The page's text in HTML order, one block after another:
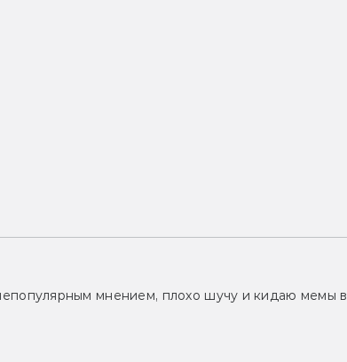
мнением, плохо шучу и кидаю мемы в